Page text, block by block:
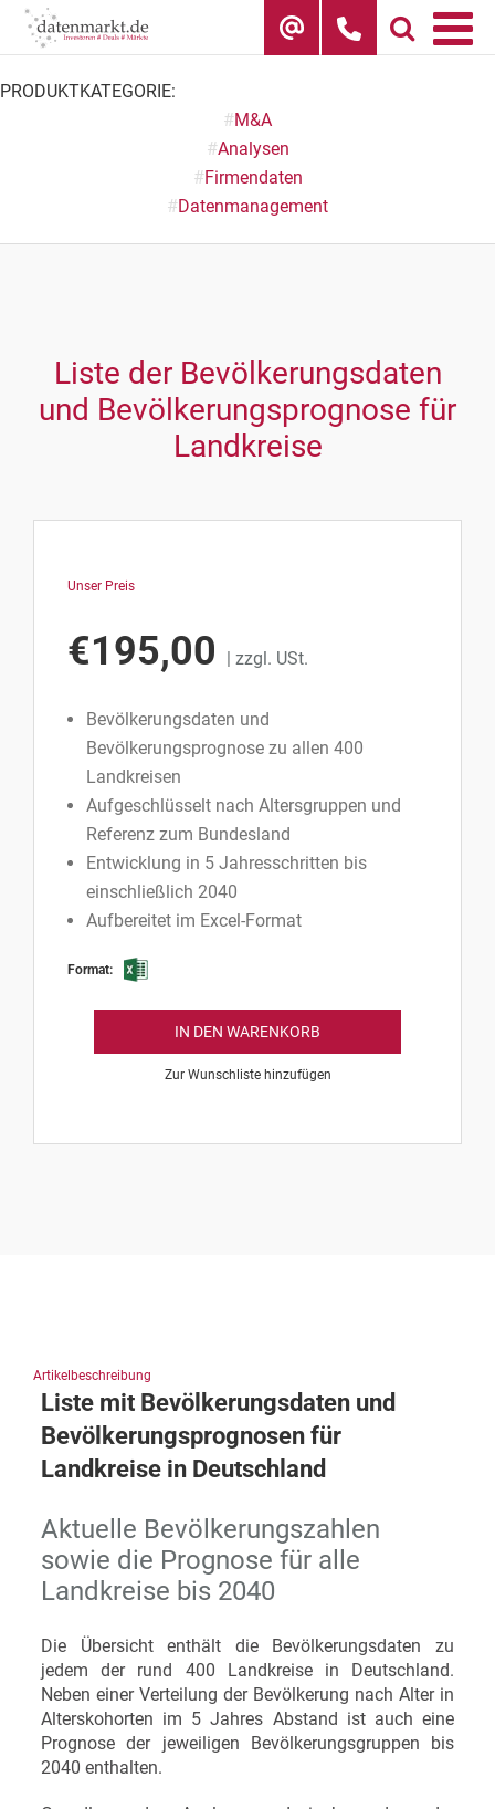
Skip
PRODUKTKATEGORIE:
#M&A
#Analysen
#Firmendaten
#Datenmanagement
Liste der Bevölkerungsdaten
und Bevölkerungsprognose für
Landkreise
Unser Preis
€195,00 | zzgl. USt.
Bevölkerungsdaten und
Bevölkerungsprognose zu allen 400
Landkreisen
Aufgeschlüsselt nach Altersgruppen und
Referenz zum Bundesland
Entwicklung in 5 Jahresschritten bis
einschließlich 2040
Aufbereitet im Excel-Format
Format:
IN DEN WARENKORB
Zur Wunschliste hinzufügen
Artikelbeschreibung
Liste mit Bevölkerungsdaten und
Bevölkerungsprognosen für
Landkreise in Deutschland
Aktuelle Bevölkerungszahlen
sowie die Prognose für alle
Landkreise bis 2040
Die Übersicht enthält die Bevölkerungsdaten zu
jedem der rund 400 Landkreise in Deutschland.
Neben einer Verteilung der Bevölkerung nach Alter in
Alterskohorten im 5 Jahres Abstand ist auch eine
Prognose der jeweiligen Bevölkerungsgruppen bis
2040 enthalten.